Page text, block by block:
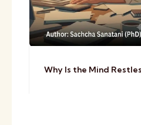
Why Is the Mind